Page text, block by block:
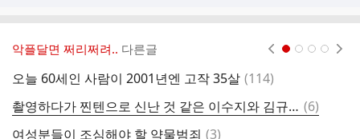
악플달면 쩌리쩌려.. 다른글
오늘 60세인 사람이 2001년엔 고작 35살 댓
(114)
촬영하다가 찐텐으로 신난 것 같은 이수지와 김규원ㅋㅋㅋ 댓
글
(6)
여성분들이 조심해야 할 약물범죄 댓
(3)